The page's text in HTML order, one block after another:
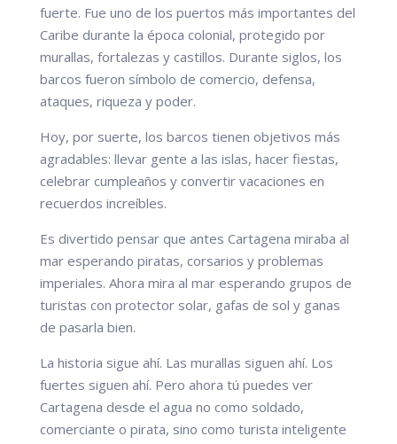
fuerte. Fue uno de los puertos más importantes del
Caribe durante la época colonial, protegido por
murallas, fortalezas y castillos. Durante siglos, los
barcos fueron símbolo de comercio, defensa,
ataques, riqueza y poder.
Hoy, por suerte, los barcos tienen objetivos más
agradables: llevar gente a las islas, hacer fiestas,
celebrar cumpleaños y convertir vacaciones en
recuerdos increíbles.
Es divertido pensar que antes Cartagena miraba al
mar esperando piratas, corsarios y problemas
imperiales. Ahora mira al mar esperando grupos de
turistas con protector solar, gafas de sol y ganas
de pasarla bien.
La historia sigue ahí. Las murallas siguen ahí. Los
fuertes siguen ahí. Pero ahora tú puedes ver
Cartagena desde el agua no como soldado,
comerciante o pirata, sino como turista inteligente